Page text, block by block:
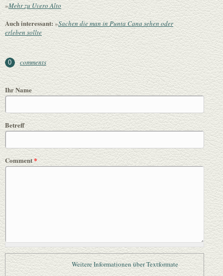
»Mehr zu Uvero Alto
Auch interessant:»Sachen die man in Punta Cana sehen oder
erleben sollte
0 comments
Ihr Name
Betreff
Comment*
Weitere Informationen über Textformate